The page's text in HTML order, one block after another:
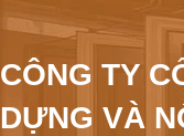
CÔNG TY
DỰNG VÀ